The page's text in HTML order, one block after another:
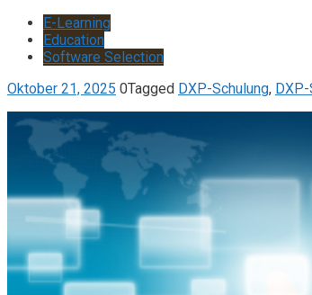
E-Learning
Education
Software Selection
Oktober 21, 2025 0Tagged DXP-Schulung,